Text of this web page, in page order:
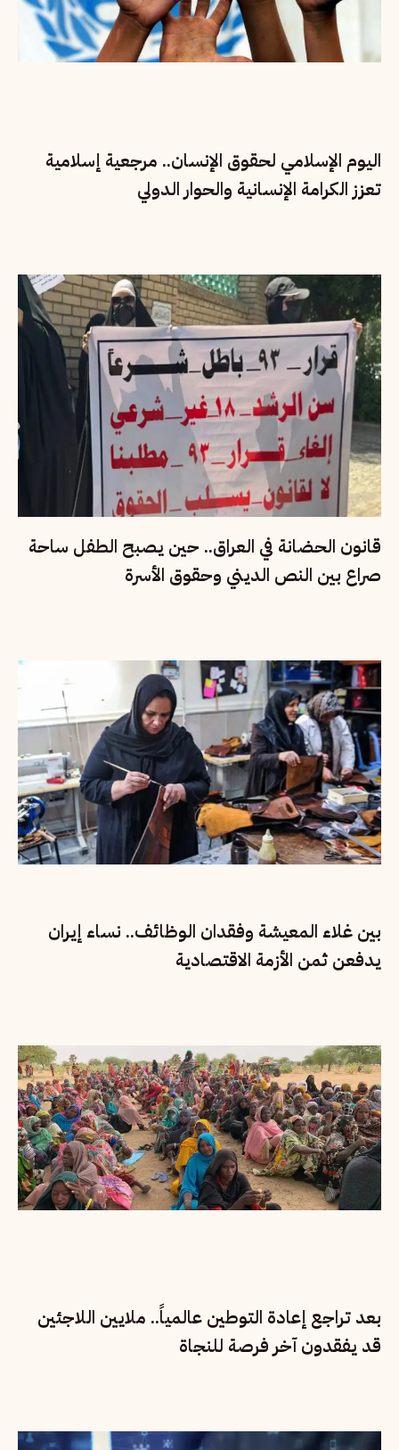
اليوم الإسلامي لحقوق الإنسان.. مرجعية إسلامية
تعزز الكرامة الإنسانية والحوار الدولي
قانون الحضانة في العراق.. حين يصبح الطفل ساحة
صراع بين النص الديني وحقوق الأسرة
بين غلاء المعيشة وفقدان الوظائف.. نساء إيران
يدفعن ثمن الأزمة الاقتصادية
بعد تراجع إعادة التوطين عالمياً.. ملايين اللاجئين
قد يفقدون آخر فرصة للنجاة